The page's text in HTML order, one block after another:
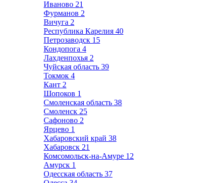
Иваново 21
Фурманов 2
Вичуга 2
Республика Карелия 40
Петрозаводск 15
Кондопога 4
Лахденпохья 2
Чуйская область 39
Токмок 4
Кант 2
Шопоков 1
Смоленская область 38
Смоленск 25
Сафоново 2
Ярцево 1
Хабаровский край 38
Хабаровск 21
Комсомольск-на-Амуре 12
Амурск 1
Одесская область 37